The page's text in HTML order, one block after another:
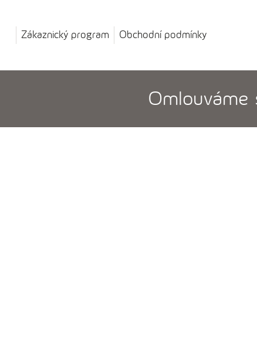
Zákaznický program Obchodní podmínky